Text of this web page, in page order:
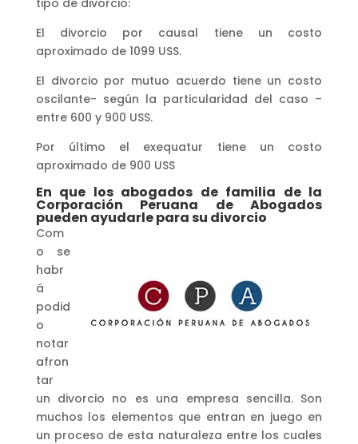
El divorcio por causal tiene un costo
aproximado de 1099 USS.
El divorcio por mutuo acuerdo tiene un costo
oscilante- según la particularidad del caso –
entre 600 y 900 USS.
Por último el exequatur tiene un costo
aproximado de 900 USS
En que los abogados de familia de la
Corporación Peruana de Abogados
pueden ayudarle para su divorcio
Com
o se
habr
á
podid
o
notar
afron
tar
un divorcio no es una empresa sencilla. Son
muchos los elementos que entran en juego en
un proceso de esta naturaleza entre los cuales